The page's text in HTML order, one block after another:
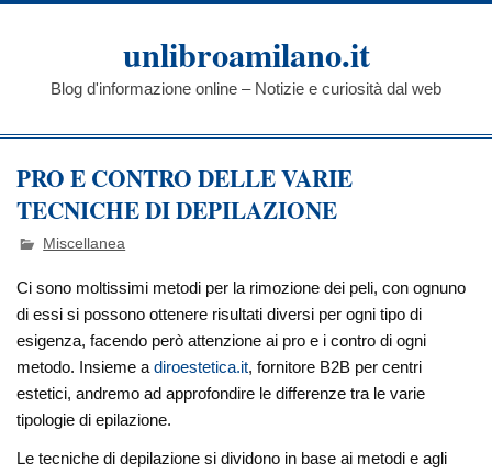
Skip
unlibroamilano.it
Blog d'informazione online – Notizie e curiosità dal web
PRO E CONTRO DELLE VARIE
TECNICHE DI DEPILAZIONE
Miscellanea
Ci sono moltissimi metodi per la rimozione dei peli, con ognuno
di essi si possono ottenere risultati diversi per ogni tipo di
esigenza, facendo però attenzione ai pro e i contro di ogni
metodo. Insieme adiroestetica.it, fornitore B2B per centri
estetici, andremo ad approfondire le differenze tra le varie
tipologie di epilazione.
Le tecniche di depilazione si dividono in base ai metodi e agli